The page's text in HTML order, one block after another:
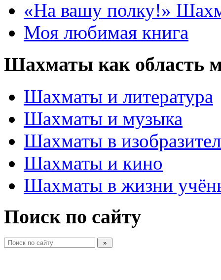
«На вашу полку!»
Моя любимая книга
Шахматы как область
Шахматы и литература
Шахматы и музыка
Шахматы в
Шахматы и кино
Шахматы в жизни
Поиск по сайту